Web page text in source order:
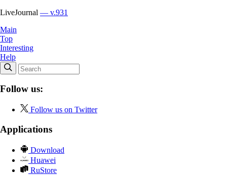
LiveJournal — v.931
Main
Top
Interesting
Help
Follow us:
Follow us on Twitter
Applications
Download
Huawei
RuStore